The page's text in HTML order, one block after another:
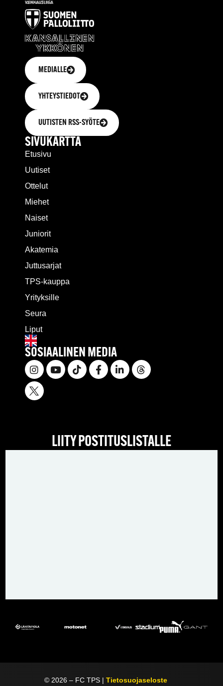
MEDIALLE
YHTEYSTIEDOT
UUTISTEN RSS-SYÖTE
SIVUKARTTA
Etusivu
Uutiset
Ottelut
Miehet
Naiset
Juniorit
Akatemia
Juttusarjat
TPS-kauppa
Yrityksille
Seura
Liput
SOSIAALINEN MEDIA
LIITY POSTITUSLISTALLE
© 2026 – FC TPS |Tietosuojaseloste